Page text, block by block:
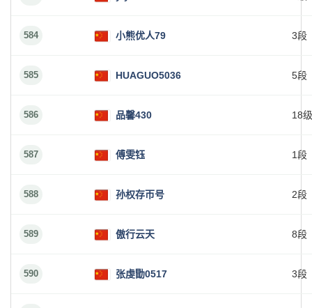
584 小熊优人79 3段
585 HUAGUO5036 5段
586 品馨430 18级
587 傅雯钰 1段
588 孙权存帀号 2段
589 傲行云天 8段
590 张虔勖0517 3段